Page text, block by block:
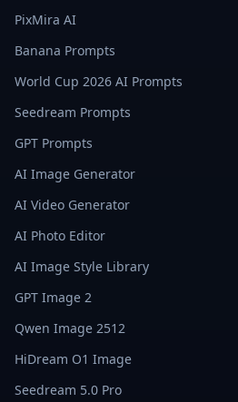
PixMira AI
Banana Prompts
World Cup 2026 AI Prompts
Seedream Prompts
GPT Prompts
AI Image Generator
AI Video Generator
AI Photo Editor
AI Image Style Library
GPT Image 2
Qwen Image 2512
HiDream O1 Image
Seedream 5.0 Pro